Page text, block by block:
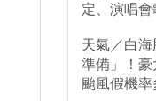
定、演唱
天氣／白
準備」！豪
颱風假機